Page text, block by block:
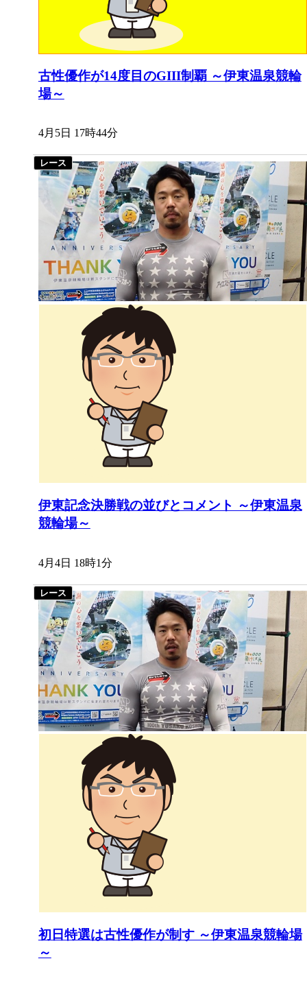
古性優作が14度目のGIII制覇 ～伊東温泉競輪
場～
4月5日 17時44分
伊東記念決勝戦の並びとコメント ～伊東温泉
競輪場～
4月4日 18時1分
初日特選は古性優作が制す ～伊東温泉競輪場
～